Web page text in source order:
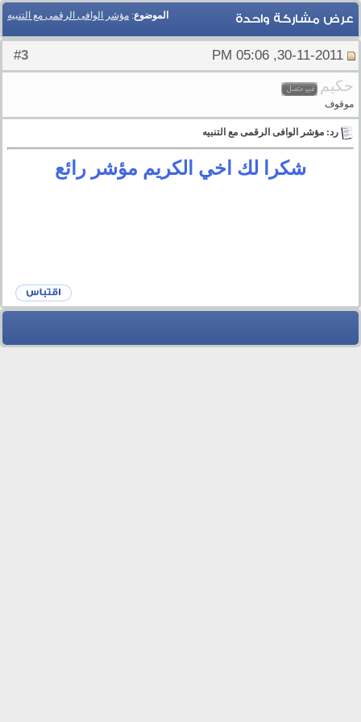
الموضوع: مؤشر الوافى الرقمى مع التنبيه عرض مشاركة واحدة
3
حكيم
موقوف
رد: مؤشر الوافى الرقمى مع التنبيه
شكرا لك اخي الكريم مؤشر رائع